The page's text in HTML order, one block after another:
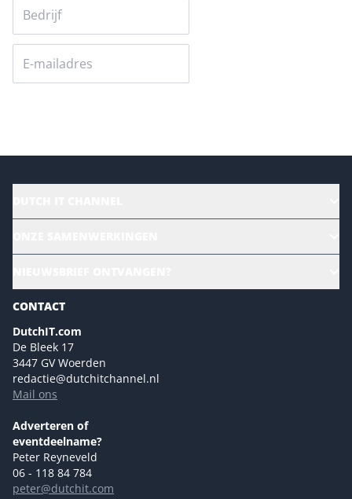
Magazines
Marketingmogelijkheden 2026
Eventmogelijkheden 2026
Advertising opportunities 2026 ENG
Event opportunities 2026 ENG
NL Digital
Versturen
CONTACT
DutchIT.com
De Bleek 17
3447 GV Woerden
redactie@dutchitchannel.nl
Mail ons
Adverteren of
eventdeelname?
Peter Reyneveld
06 - 118 84 784
peter@dutchit.com